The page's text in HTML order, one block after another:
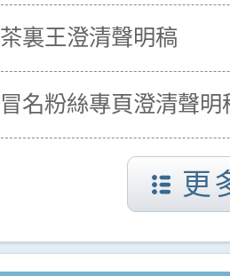
茶裏王澄清聲明稿
冒名粉絲專頁澄清聲明
更